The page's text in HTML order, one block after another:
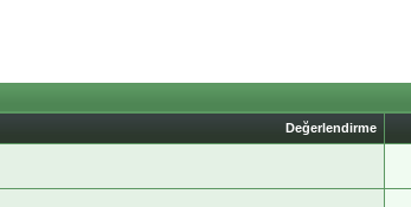
Değerlendirme